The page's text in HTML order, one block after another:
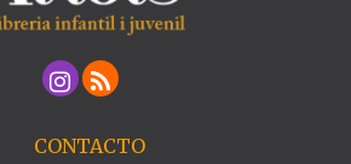
CONTACTO